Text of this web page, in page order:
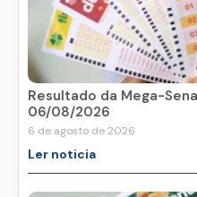
Resultado da Mega-
06/08/2026
6 de agosto de 2026
Ler noticia